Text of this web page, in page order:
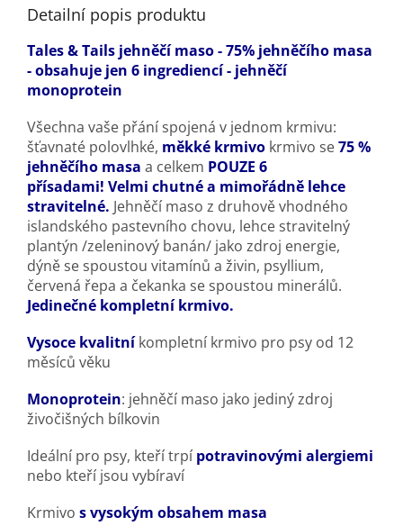
přimíchat do každodenního krmiva pro zvýšení jeho nutriční
hodnoty.
Detailní popis produktu
Tales&Tails jehněčí maso - 75% jehněčího masa
- obsahuje jen 6 ingrediencí - jehněčí
monoprotein
Všechna vaše přání spojená v jednom krmivu:
šťavnaté polovlhké, měkké krmivo krmivo se75 %
jehněčího masa a celkem POUZE 6
přísadami! Velmi chutné a mimořádně lehce
stravitelné. Jehněčí maso z druhově vhodného
islandského pastevního chovu, lehce stravitelný
plantýn /zeleninový banán/ jako zdroj energie,
dýně se spoustou vitamínů a živin, psyllium,
červená řepa a čekanka se spoustou minerálů.
Jedinečné kompletní krmivo.
Vysoce kvalitníkompletní krmivo pro psy od 12
měsíců věku
Monoprotein: jehněčí maso jako jediný zdroj
živočišných bílkovin
Ideální pro psy, kteří trpí potravinovými alergiemi
nebo kteří jsou vybíraví
Krmivo s vysokým obsahem masa